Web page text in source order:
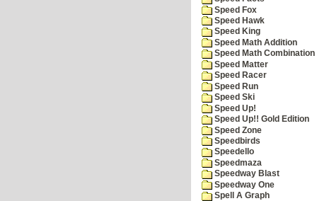
Speed Fox
Speed Hawk
Speed King
Speed Math Addition
Speed Math Combination
Speed Matter
Speed Racer
Speed Run
Speed Ski
Speed Up!
Speed Up!! Gold Edition
Speed Zone
Speedbirds
Speedello
Speedmaza
Speedway Blast
Speedway One
Spell A Graph